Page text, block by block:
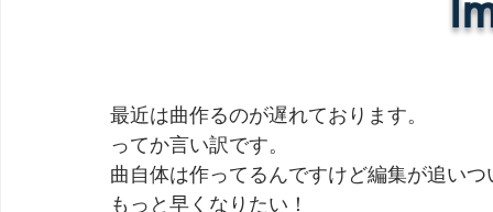
最近は曲作るのが遅れております。
ってか言い訳です。
曲自体は作ってるんですけど編集が追い
もっと早くなりたい！